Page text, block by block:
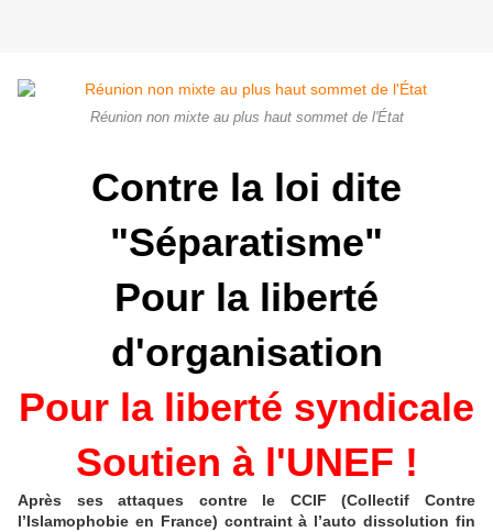
Réunion non mixte au plus haut sommet de l'État
Contre la loi dite
"Séparatisme"
Pour la liberté
d'organisation
Pour la liberté syndicale
Soutien à l'UNEF !
Après ses attaques contre le CCIF (Collectif Contre
l’Islamophobie en France) contraint à l’auto dissolution fin